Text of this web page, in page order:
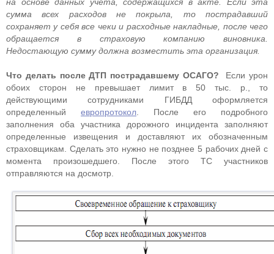
сумма всех расходов не покрыла, то пострадавший
сохраняет у себя все чеки и расходные накладные, после чего
обращается в страховую компанию виновника.
Недостающую сумму должна возместить эта организация.
Что делать после ДТП пострадавшему ОСАГО? Если урон
обоих сторон не превышает лимит в 50 тыс. р., то
действующими сотрудниками ГИБДД оформляется
определенный европротокол . После его подробного
заполнения оба участника дорожного инцидента заполняют
определенные извещения и доставляют их обозначенным
страховщикам. Сделать это нужно не позднее 5 рабочих дней с
момента произошедшего. После этого ТС участников
отправляются на досмотр.